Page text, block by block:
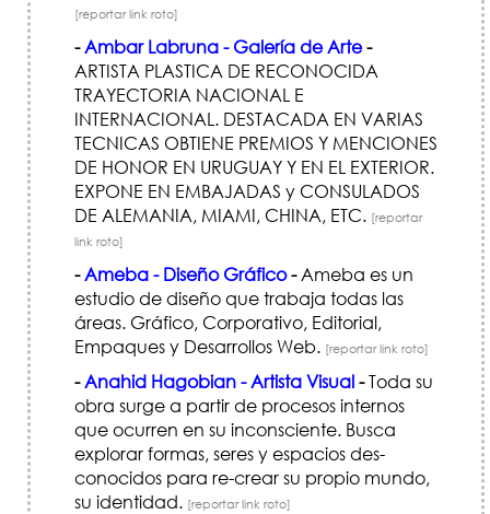
[reportar link roto]
-Ambar Labruna - Galería de Arte-
ARTISTA PLASTICA DE RECONOCIDA
TRAYECTORIA NACIONAL E
INTERNACIONAL. DESTACADA EN VARIAS
TECNICAS OBTIENE PREMIOS Y MENCIONES
DE HONOR EN URUGUAY Y EN EL EXTERIOR.
EXPONE EN EMBAJADAS y CONSULADOS
DE ALEMANIA, MIAMI, CHINA, ETC. [reportar
link roto]
-Ameba - Diseño Gráfico-Ameba es un
estudio de diseño que trabaja todas las
áreas. Gráfico, Corporativo, Editorial,
Empaques y Desarrollos Web. [reportar link roto]
-Anahid Hagobian - Artista Visual-Toda su
obra surge a partir de procesos internos
que ocurren en su inconsciente. Busca
explorar formas, seres y espacios des-
conocidos para re-crear su propio mundo,
su identidad. [reportar link roto]